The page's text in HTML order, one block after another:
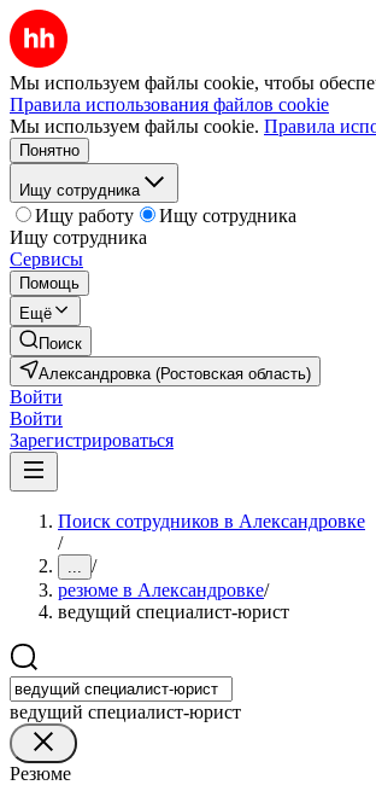
Мы используем файлы cookie, чтобы
Правила использования файлов cookie
Мы используем файлы cookie. Правила
Понятно
Ищу сотрудника
Ищу работу
Ищу сотрудника
Ищу сотрудника
Сервисы
Помощь
Ещё
Поиск
Александровка (Ростовская область)
Войти
Войти
Зарегистрироваться
Поиск сотрудников в Александровке
/
... /
резюме в Александровке/
ведущий специалист-юрист
ведущий специалист-юрист
Резюме